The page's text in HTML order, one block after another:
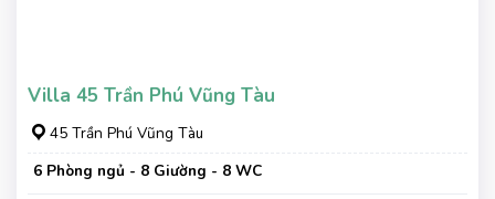
Villa 45 Trần Phú Vũng Tàu
45 Trần Phú Vũng Tàu
6 Phòng ngủ - 8 Giường - 8 WC